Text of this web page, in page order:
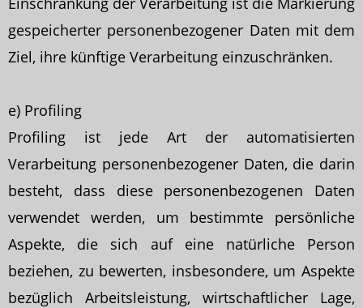
gespeicherter personenbezogener Daten mit dem
Ziel, ihre künftige Verarbeitung einzuschränken.
e) Profiling
Profiling ist jede Art der automatisierten
Verarbeitung personenbezogener Daten, die darin
besteht, dass diese personenbezogenen Daten
verwendet werden, um bestimmte persönliche
Aspekte, die sich auf eine natürliche Person
beziehen, zu bewerten, insbesondere, um Aspekte
bezüglich Arbeitsleistung, wirtschaftlicher Lage,